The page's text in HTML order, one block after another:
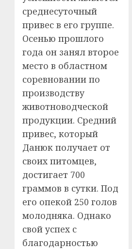
среднесуточный
привес в его группе.
Осенью прошлого
года он занял второе
место в областном
соревновании по
производству
животноводческой
продукции. Средний
привес, который
Данюк получает от
своих питомцев,
достигает 700
граммов в сутки. Под
его опекой 250 голов
молодняка. Однако
свой успех с
благодарностью